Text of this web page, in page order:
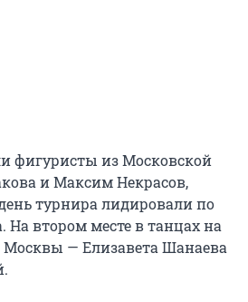
фигуристы из Московской
и Максим Некрасов,
турнира лидировали по
На втором месте в танцах на
Москвы — Елизавета Шанаева